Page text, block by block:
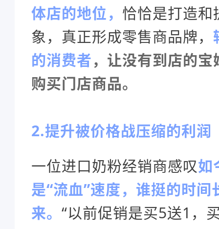
体店的地位， 恰恰是打造
象，真正形成零售商品牌，
的消费者， 让没有到店的
购买门店商品。
2.提升被价格战压缩的利润
一位进口奶粉经销商感叹如
是“流血”速度，谁挺的时
来。 “以前促销是买5送1，